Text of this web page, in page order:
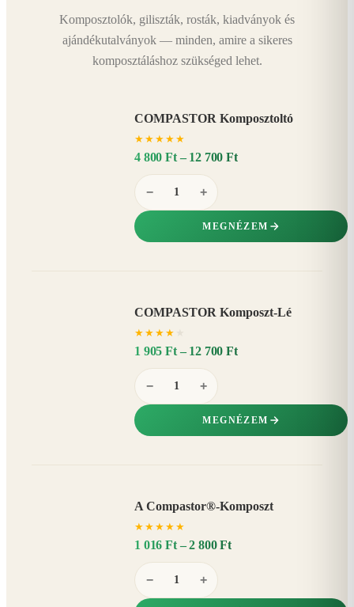
Komposztolók, giliszták, rosták, kiadványok és
ajándékutalványok — minden, amire a sikeres
komposztáláshoz szükséged lehet.
COMPASTOR Komposztoltó
★ ★ ★ ★ ★
4 800 Ft – 12 700 Ft
− +
MEGNÉZEM
COMPASTOR Komposzt-Lé
★ ★ ★ ★
1 905 Ft – 12 700 Ft
− +
MEGNÉZEM
A Compastor®-Komposzt
★ ★ ★ ★ ★
1 016 Ft – 2 800 Ft
− +